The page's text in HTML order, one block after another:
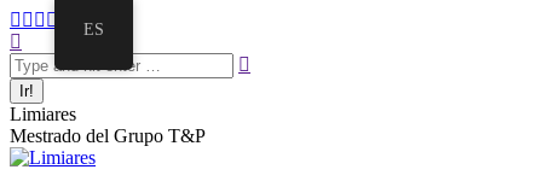
Limiares
Mestrado del Grupo T&P
ES